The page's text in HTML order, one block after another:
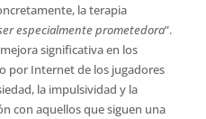
la terapia
especialmente prometedora”.
significativa en los
por Internet de los jugadores
la impulsividad y la
con aquellos que siguen una